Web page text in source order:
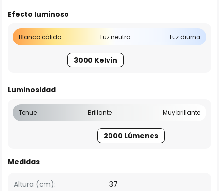
Efecto luminoso
Blanco cálido Luz neutra Luz diurna
3000 Kelvin
Luminosidad
Tenue Brillante Muy brillante
2000 Lúmenes
Medidas
Altura (cm):
37